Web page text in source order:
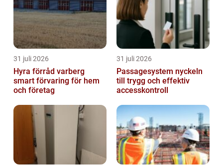
31 juli 2026
Hyra förråd varberg
smart förvaring för hem
och företag
31 juli 2026
Passagesystem nyckeln
till trygg och effektiv
accesskontroll